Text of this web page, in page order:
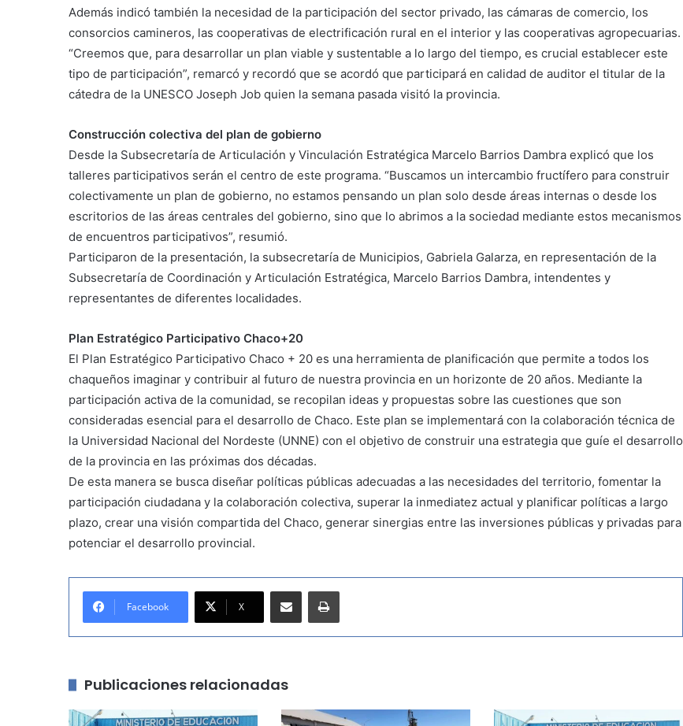
Además indicó también la necesidad de la participación del sector privado, las cámaras de comercio, los
consorcios camineros, las cooperativas de electrificación rural en el interior y las cooperativas agropecuarias.
“Creemos que, para desarrollar un plan viable y sustentable a lo largo del tiempo, es crucial establecer este
tipo de participación”, remarcó y recordó que se acordó que participará en calidad de auditor el titular de la
cátedra de la UNESCO Joseph Job quien la semana pasada visitó la provincia.
Construcción colectiva del plan de gobierno
Desde la Subsecretaría de Articulación y Vinculación Estratégica Marcelo Barrios Dambra explicó que los
talleres participativos serán el centro de este programa. “Buscamos un intercambio fructífero para construir
colectivamente un plan de gobierno, no estamos pensando un plan solo desde áreas internas o desde los
escritorios de las áreas centrales del gobierno, sino que lo abrimos a la sociedad mediante estos mecanismos
de encuentros participativos”, resumió.
Participaron de la presentación, la subsecretaría de Municipios, Gabriela Galarza, en representación de la
Subsecretaría de Coordinación y Articulación Estratégica, Marcelo Barrios Dambra, intendentes y
representantes de diferentes localidades.
Plan Estratégico Participativo Chaco+20
El Plan Estratégico Participativo Chaco + 20 es una herramienta de planificación que permite a todos los
chaqueños imaginar y contribuir al futuro de nuestra provincia en un horizonte de 20 años. Mediante la
participación activa de la comunidad, se recopilan ideas y propuestas sobre las cuestiones que son
consideradas esencial para el desarrollo de Chaco. Este plan se implementará con la colaboración técnica de
la Universidad Nacional del Nordeste (UNNE) con el objetivo de construir una estrategia que guíe el desarrollo
de la provincia en las próximas dos décadas.
De esta manera se busca diseñar políticas públicas adecuadas a las necesidades del territorio, fomentar la
participación ciudadana y la colaboración colectiva, superar la inmediatez actual y planificar políticas a largo
plazo, crear una visión compartida del Chaco, generar sinergias entre las inversiones públicas y privadas para
potenciar el desarrollo provincial.
Facebook X
Publicaciones relacionadas